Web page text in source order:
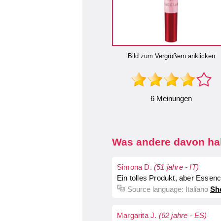
Bild zum Vergrößern anklicken
6 Meinungen
Was andere davon
Simona D. (51 jahre - IT)
Ein tolles Produkt, aber
Source language: Italiano
Margarita J. (62 jahre - ES)